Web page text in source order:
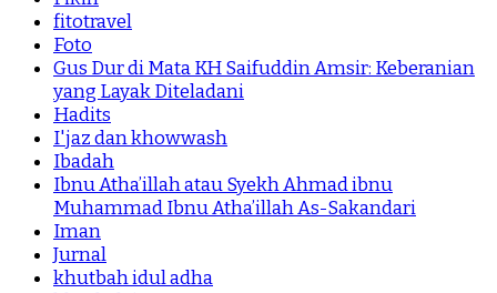
fitotravel
Foto
Gus Dur di Mata KH Saifuddin Amsir: Keberanian
yang Layak Diteladani
Hadits
I'jaz dan khowwash
Ibadah
Ibnu Atha’illah atau Syekh Ahmad ibnu
Muhammad Ibnu Atha’illah As-Sakandari
Iman
Jurnal
khutbah idul adha